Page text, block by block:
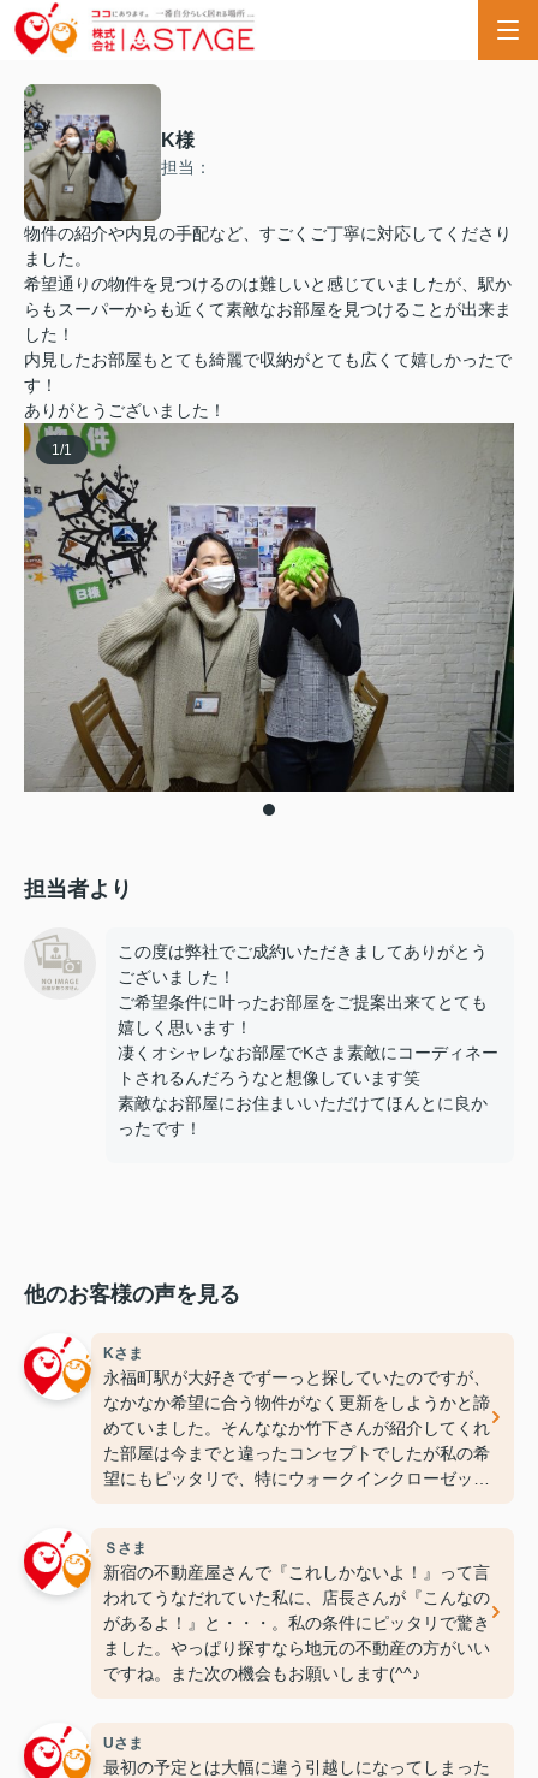
K様
担当：
物件の紹介や内見の手配など、すごくご丁寧に対応してくださり
ました。
希望通りの物件を見つけるのは難しいと感じていましたが、駅か
らもスーパーからも近くて素敵なお部屋を見つけることが出来ま
した！
内見したお部屋もとても綺麗で収納がとても広くて嬉しかったで
す！
ありがとうございました！
1/1
担当者より
この度は弊社でご成約いただきましてありがとう
ございました！
ご希望条件に叶ったお部屋をご提案出来てとても
嬉しく思います！
凄くオシャレなお部屋でKさま素敵にコーディネー
トされるんだろうなと想像しています笑
素敵なお部屋にお住まいいただけてほんとに良か
ったです！
他のお客様の声を見る
Kさま
永福町駅が大好きでずーっと探していたのですが、
なかなか希望に合う物件がなく更新をしようかと諦
めていました。そんななか竹下さんが紹介してくれ
た部屋は今までと違ったコンセプトでしたが私の希
望にもピッタリで、特にウォークインクローゼット
Ｓさま
新宿の不動産屋さんで『これしかないよ！』って言
われてうなだれていた私に、店長さんが『こんなの
があるよ！』と・・・。私の条件にピッタリで驚き
ました。やっぱり探すなら地元の不動産の方がいい
ですね。また次の機会もお願いします(^^♪
Uさま
最初の予定とは大幅に違う引越しになってしまった